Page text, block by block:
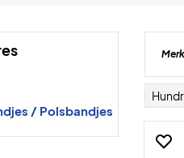
/ Polsbandjes
Merk